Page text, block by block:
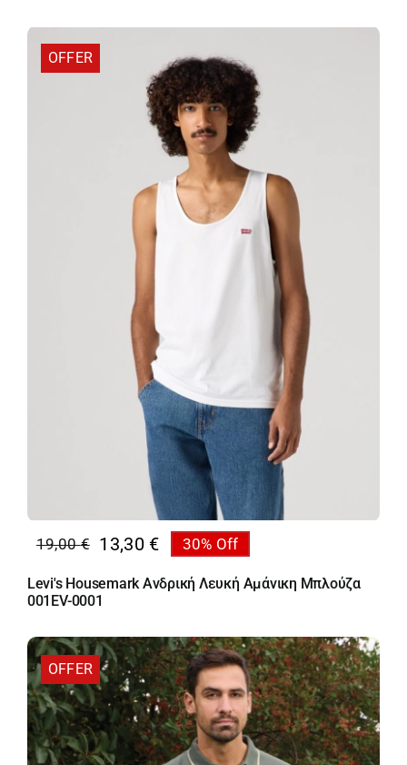
41,97 €.
OFFER
19,00€
Original
price
was:
13,30 €
Η
τρέχουσα
τιμή
13,30 €.
30% Off
Levi's Housemark Ανδρική Λευκή Αμάνικη Μπλούζα
001EV-0001
OFFER